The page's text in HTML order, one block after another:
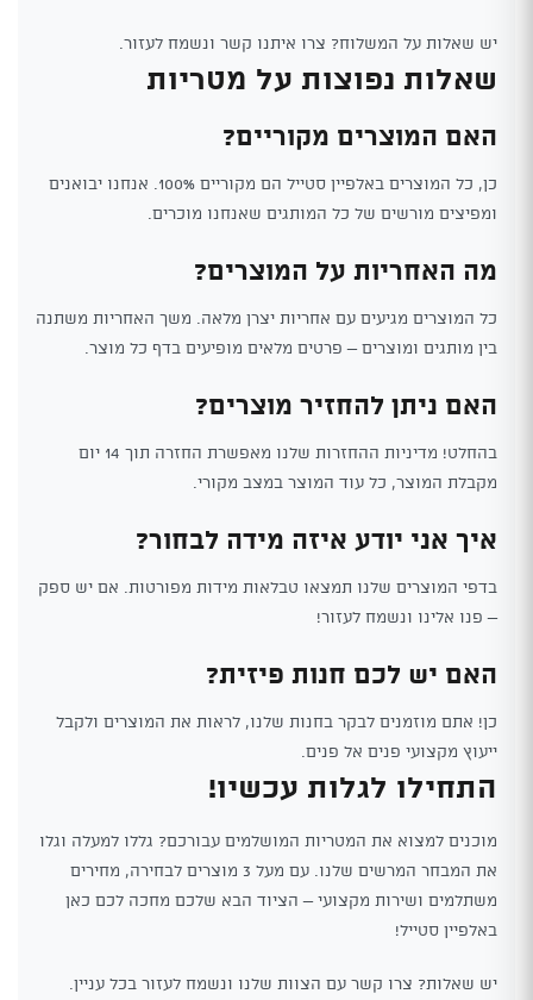
יש שאלות על המשלוח? צרו איתנו קשר ונשמח לעזור.
שאלות נפוצות על מטריות
האם המוצרים מקוריים?
כן, כל המוצרים באלפיין סטייל הם מקוריים 100%. אנחנו יבואנים
ומפיצים מורשים של כל המותגים שאנחנו מוכרים.
מה האחריות על המוצרים?
כל המוצרים מגיעים עם אחריות יצרן מלאה. משך האחריות משתנה
בין מותגים ומוצרים – פרטים מלאים מופיעים בדף כל מוצר.
האם ניתן להחזיר מוצרים?
בהחלט! מדיניות ההחזרות שלנו מאפשרת החזרה תוך 14 יום
מקבלת המוצר, כל עוד המוצר במצב מקורי.
איך אני יודע איזה מידה לבחור?
בדפי המוצרים שלנו תמצאו טבלאות מידות מפורטות. אם יש ספק
– פנו אלינו ונשמח לעזור!
האם יש לכם חנות פיזית?
כן! אתם מוזמנים לבקר בחנות שלנו, לראות את המוצרים ולקבל
ייעוץ מקצועי פנים אל פנים.
התחילו לגלות עכשיו!
מוכנים למצוא את המטריות המושלמים עבורכם? גללו למעלה וגלו
את המבחר המרשים שלנו. עם מעל 3 מוצרים לבחירה, מחירים
משתלמים ושירות מקצועי – הציוד הבא שלכם מחכה לכם כאן
באלפיין סטייל!
יש שאלות? צרו קשר עם הצוות שלנו ונשמח לעזור בכל עניין.